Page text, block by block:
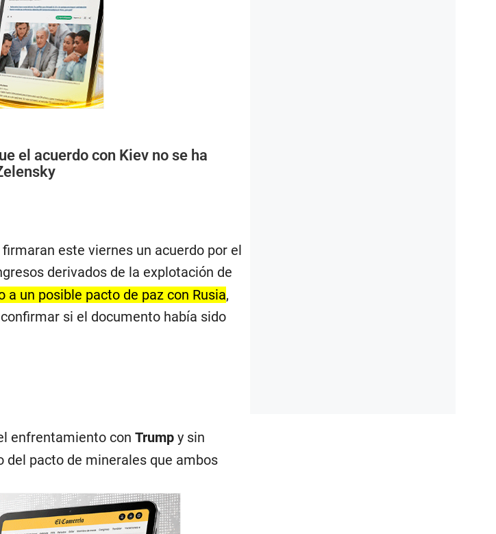
el acuerdo con Kiev no se ha
este viernes un acuerdo por el
derivados de la explotación de
a un posible pacto de paz con Rusia,
si el documento había sido
enfrentamiento con Trumpy sin
del pacto de minerales que ambos